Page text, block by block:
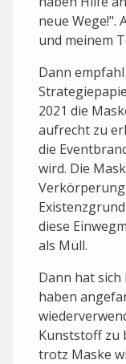
neue Wege!".
und meinem
Dann
2021 die
aufrecht zu
die
wird. Die
diese
als Müll.
Dann hat sich
haben
Kunststoff zu
trotz Maske